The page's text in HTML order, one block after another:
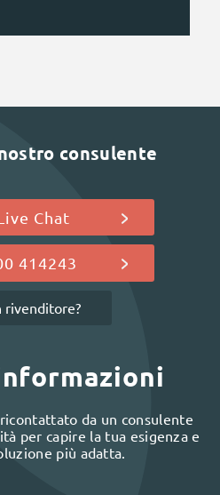
consulente
Chat
414243
rivenditore?
da un consulente
per capire la tua esigenza e
più adatta.